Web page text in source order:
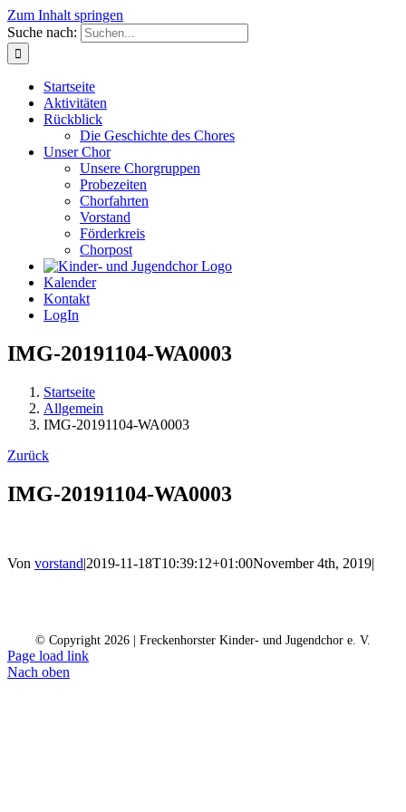
Zum Inhalt springen
Suche nach:
Startseite
Aktivitäten
Rückblick
Die Geschichte des Chores
Unser Chor
Unsere Chorgruppen
Probezeiten
Chorfahrten
Vorstand
Förderkreis
Chorpost
Kalender
Kontakt
LogIn
IMG-20191104-WA0003
Startseite
Allgemein
IMG-20191104-WA0003
Zurück
IMG-20191104-WA0003
Von vorstand|2019-11-18T10:39:12+01:00November 4th, 2019|
© Copyright 2026 | Freckenhorster Kinder- und Jugendchor e. V.
Page load link
Nach oben